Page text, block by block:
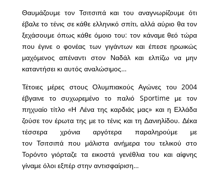
Θαυμάζουμε τον Τσιτσιπά και του αναγνωρίζουμε ότι
έβαλε το τένις σε κάθε ελληνικό σπίτι, αλλά αύριο θα τον
ξεχάσουμε όπως κάθε όμοιο του: τον κάναμε θεό τώρα
που έγινε ο φονέας των γιγάντων και έπεσε ηρωικώς
μαχόμενος απέναντι στον Ναδάλ και ελπίζω να μην
καταντήσει κι αυτός αναλώσιμος…
Τέτοιες μέρες στους Ολυμπιακούς Αγώνες του 2004
έβγαινε το συχωρεμένο το παλιό Sportime με τον
πηχυαίο τίτλο «Η Λένα της καρδιάς μας» και η Ελλάδα
ζούσε τον έρωτα της με το τένις και τη Δανιηλίδου. Δέκα
τέσσερα χρόνια αργότερα παραληρούμε με
τον Τσιτσιπά που μάλιστα ανήμερα του τελικού στο
Τορόντο γιόρταζε τα εικοστά γενέθλια του και αίφνης
γίναμε όλοι εξπέρ στην αντισφαίριση…